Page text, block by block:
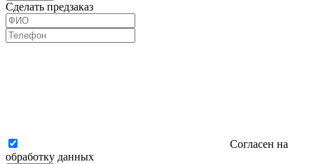
Сделать предзаказ
Согласен на
обработку данных